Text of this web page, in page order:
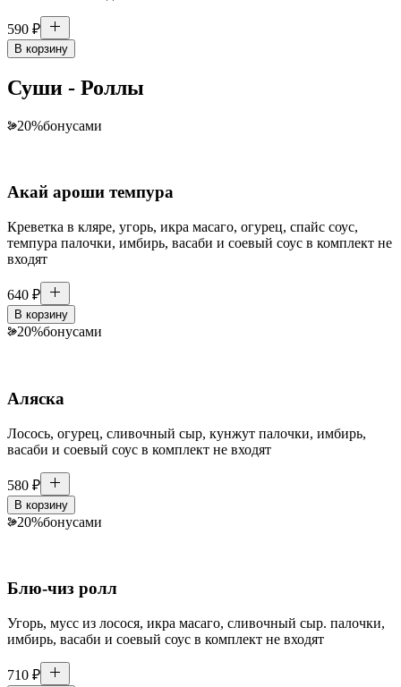
590 ₽
В корзину
Суши - Роллы
20%бонусами
Акай ароши темпура
Креветка в кляре, угорь, икра масаго, огурец, спайс соус,
темпура палочки, имбирь, васаби и соевый соус в комплект не
входят
640 ₽
В корзину
20%бонусами
Аляска
Лосось, огурец, сливочный сыр, кунжут палочки, имбирь,
васаби и соевый соус в комплект не входят
580 ₽
В корзину
20%бонусами
Блю-чиз ролл
Угорь, мусс из лосося, икра масаго, сливочный сыр. палочки,
имбирь, васаби и соевый соус в комплект не входят
710 ₽